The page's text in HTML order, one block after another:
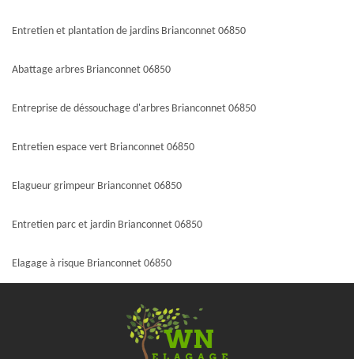
Entretien et plantation de jardins Brianconnet 06850
Abattage arbres Brianconnet 06850
Entreprise de déssouchage d'arbres Brianconnet 06850
Entretien espace vert Brianconnet 06850
Elagueur grimpeur Brianconnet 06850
Entretien parc et jardin Brianconnet 06850
Elagage à risque Brianconnet 06850